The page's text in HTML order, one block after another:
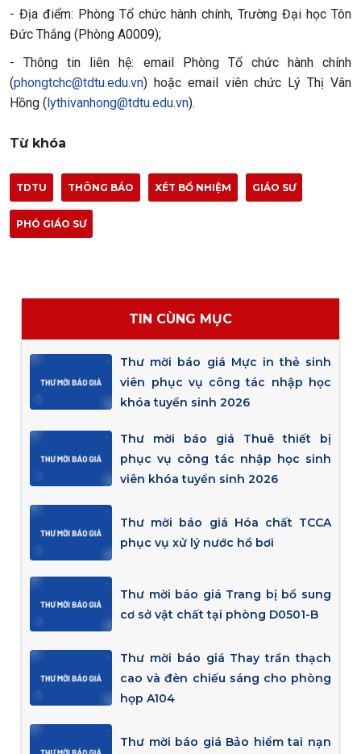
- Địa điểm: Phòng Tổ chức hành chính, Trường Đại học Tôn
Đức Thắng (Phòng A0009);
- Thông tin liên hệ: email Phòng Tổ chức hành chính
(phongtchc@tdtu.edu.vn) hoặc email viên chức Lý Thị Vân
Hồng (lythivanhong@tdtu.edu.vn).
Từ khóa
TDTU THÔNG BÁO XÉT BỔ NHIỆM GIÁO SƯ
PHÓ GIÁO SƯ
TIN CÙNG MỤC
Thư mời báo giá Mực in thẻ sinh
viên phục vụ công tác nhập học
khóa tuyển sinh 2026
Thư mời báo giá Thuê thiết bị
phục vụ công tác nhập học sinh
viên khóa tuyển sinh 2026
Thư mời báo giá Hóa chất TCCA
phục vụ xử lý nước hồ bơi
Thư mời báo giá Trang bị bổ sung
cơ sở vật chất tại phòng D0501-B
Thư mời báo giá Thay trần thạch
cao và đèn chiếu sáng cho phòng
họp A104
Thư mời báo giá Bảo hiểm tai nạn